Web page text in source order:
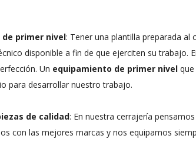
primer nivel: Tener una plantilla preparada
disponible a fin de que ejerciten su trabajo.
Un equipamiento de primer nivel
para desarrollar nuestro trabajo.
de calidad: En nuestra cerrajería
con las mejores marcas y nos equipamos